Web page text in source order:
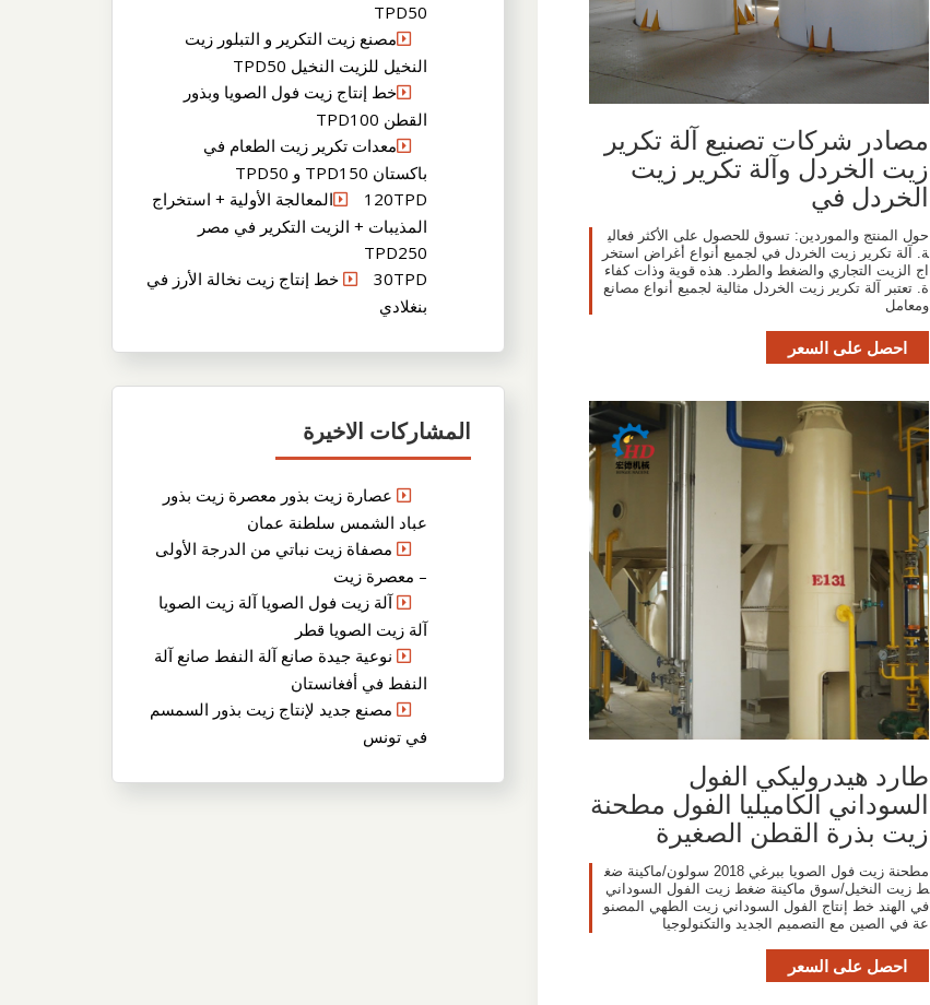
TPD50
مصنع زيت التكرير و التبلور زيت
النخيل للزيت النخيل TPD50
خط إنتاج زيت فول الصويا وبذور
القطن TPD100
معدات تكرير زيت الطعام في
باكستان TPD150 و TPD50
120TPDالمعالجة الأولية + استخراج
المذيبات + الزيت التكرير في مصر
TPD250
30TPD خط إنتاج زيت نخالة الأرز في
بنغلادي
المشاركات الاخيرة
عصارة زيت بذور معصرة زيت بذور
عباد الشمس سلطنة عمان
مصفاة زيت نباتي من الدرجة الأولى
– معصرة زيت
آلة زيت فول الصويا آلة زيت الصويا
آلة زيت الصويا قطر
نوعية جيدة صانع آلة النفط صانع آلة
النفط في أفغانستان
مصنع جديد لإنتاج زيت بذور السمسم
في تونس
مصادر شركات تصنيع آلة تكرير
زيت الخردل وآلة تكرير زيت
الخردل في
حول المنتج والموردين: تسوق للحصول على الأكثر فعالي
ة. آلة تكرير زيت الخردل في لجميع أنواع أغراض استخر
اج الزيت التجاري والضغط والطرد. هذه قوية وذات كفاء
ة. تعتبر آلة تكرير زيت الخردل مثالية لجميع أنواع مصانع
ومعامل
احصل على السعر
طارد هيدروليكي الفول
السوداني الكاميليا الفول مطحنة
زيت بذرة القطن الصغيرة
مطحنة زيت فول الصويا ببرغي 2018 سولون/ماكينة ضغ
ط زيت النخيل/سوق ماكينة ضغط زيت الفول السوداني
في الهند خط إنتاج الفول السوداني زيت الطهي المصنو
عة في الصين مع التصميم الجديد والتكنولوجيا
احصل على السعر